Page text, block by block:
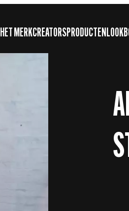
HET MERKCREATORSPRODUCTEN